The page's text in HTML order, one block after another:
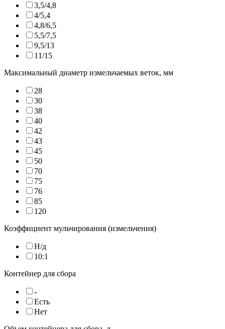
3,5/4,8
4/5,4
4,8/6,5
5,5/7,5
9,5/13
11/15
Максимальный диаметр измельчаемых веток, мм
28
30
38
40
42
43
45
50
70
75
76
85
120
Коэффициент мульчирования (измельчения)
Н/д
10:1
Контейнер для сбора
-
Есть
Нет